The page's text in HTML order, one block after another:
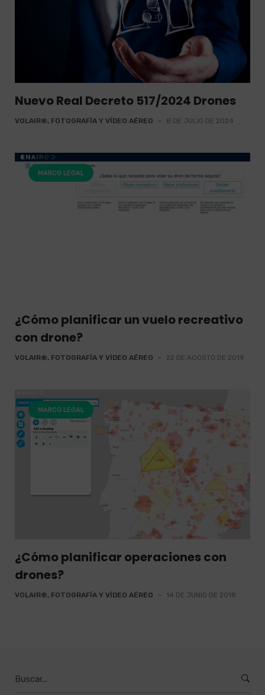
Nuevo Real Decreto 517/2024 Drones
VOLAIR®, FOTOGRAFÍA Y VÍDEO AÉREO - 8 DE JULIO DE 2024
MARCO LEGAL
¿Cómo planificar un vuelo recreativo
con drone?
VOLAIR®, FOTOGRAFÍA Y VÍDEO AÉREO - 22 DE AGOSTO DE 2019
MARCO LEGAL
¿Cómo planificar operaciones con
drones?
VOLAIR®, FOTOGRAFÍA Y VÍDEO AÉREO - 14 DE JUNIO DE 2018